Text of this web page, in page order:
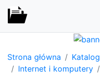
Strona główna Katalog
Internet i komputery